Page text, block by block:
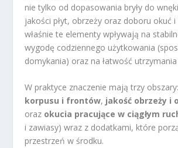
nie tylko od dopasowania bryły do
jakości płyt, obrzeży oraz doboru okuć
właśnie te elementy wpływają na
wygodę codziennego użytkowania
domykania) oraz na łatwość
W praktyce znaczenie mają trzy obszary:
korpusu i frontów, jakość obrzeży i
oraz okucia pracujące w ciągłym
i zawiasy) wraz z dodatkami, które
przestrzeń w środku.